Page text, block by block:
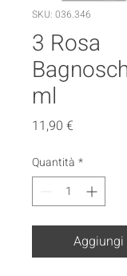
SKU: 036.346
3 Rosa
ml
11,90 €
Quantità *